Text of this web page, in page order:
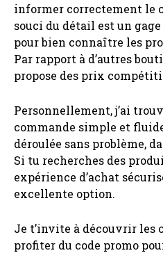
informer correctement le
souci du détail est un
pour bien connaître les
Par rapport à d’autres
propose des prix
Personnellement, j’ai
commande simple et
déroulée sans problème,
Si tu recherches des
expérience d’achat
excellente option.
Je t’invite à découvrir les
profiter du code promo